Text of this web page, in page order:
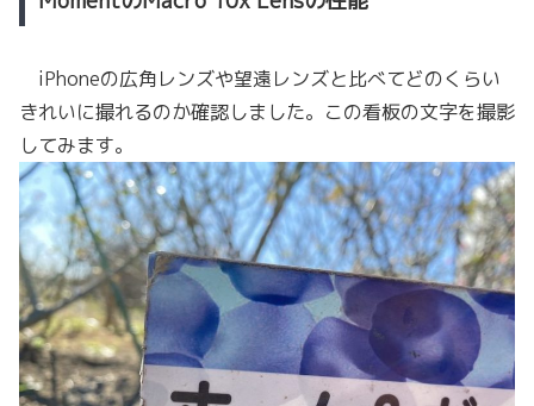
iPhoneの広角レンズや望遠レンズと比べてどのくらい
きれいに撮れるのか確認しました。この看板の文字を撮影
してみます。